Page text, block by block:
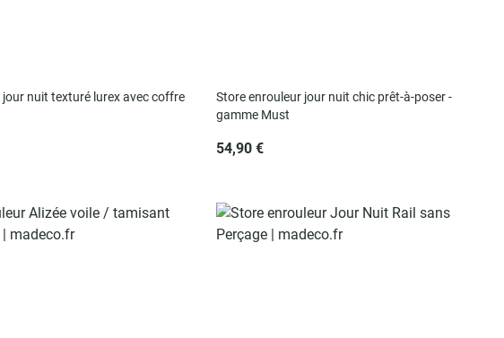
nuit texturé lurex avec coffre
Store enrouleur jour nuit chic prêt-à-poser -
gamme Must
54,90 €